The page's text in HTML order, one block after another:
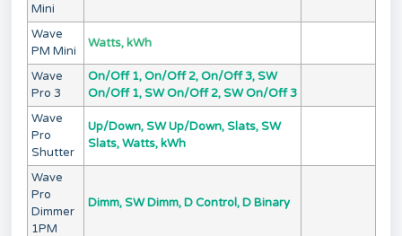
Mini
Wave
PM Mini
Watts, kWh
Wave
Pro 3
On/Off 1, On/Off 2, On/Off 3, SW
On/Off 1, SW On/Off 2, SW On/Off 3
Wave
Pro
Shutter
Up/Down, SW Up/Down, Slats, SW
Slats, Watts, kWh
Wave
Pro
Dimmer
1PM
Dimm, SW Dimm, D Control, D Binary